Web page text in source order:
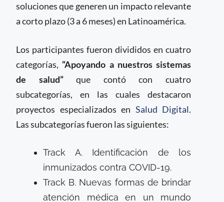
soluciones que generen un impacto relevante
a corto plazo (3 a 6 meses) en Latinoamérica.
Los participantes fueron divididos en cuatro
categorías, “Apoyando a nuestros sistemas
de salud”que contó con cuatro
subcategorías, en las cuales destacaron
proyectos especializados en Salud Digital.
Las subcategorías fueron las siguientes:
Track A. Identificación de los
inmunizados contra COVID-19.
Track B. Nuevas formas de brindar
atención médica en un mundo